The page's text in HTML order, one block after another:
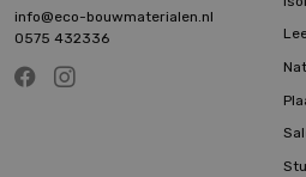
info@eco-bouwmaterialen.nl
0575 432336